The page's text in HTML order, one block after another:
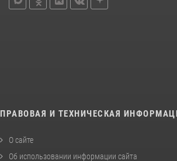
ПРАВОВАЯ И ТЕХНИЧЕСКАЯ
О сайте
Об использовании информации сайта